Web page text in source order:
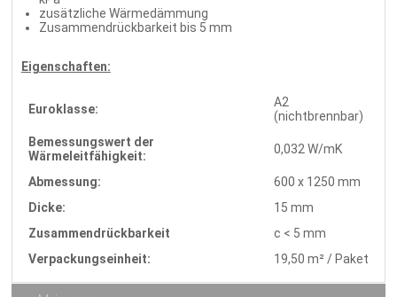
zusätzliche Wärmedämmung
Zusammendrückbarkeit bis 5 mm
Eigenschaften:
Euroklasse:
A2
(nichtbrennbar)
Bemessungswert der
Wärmeleitfähigkeit:
0,032 W/mK
Abmessung:
600 x 1250 mm
Dicke:
15 mm
Zusammendrückbarkeit
c < 5 mm
Verpackungseinheit:
19,50 m² / Paket